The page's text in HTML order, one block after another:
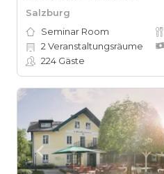
Salzburg
Seminar Room
2 Veranstaltungsräume
224 Gäste